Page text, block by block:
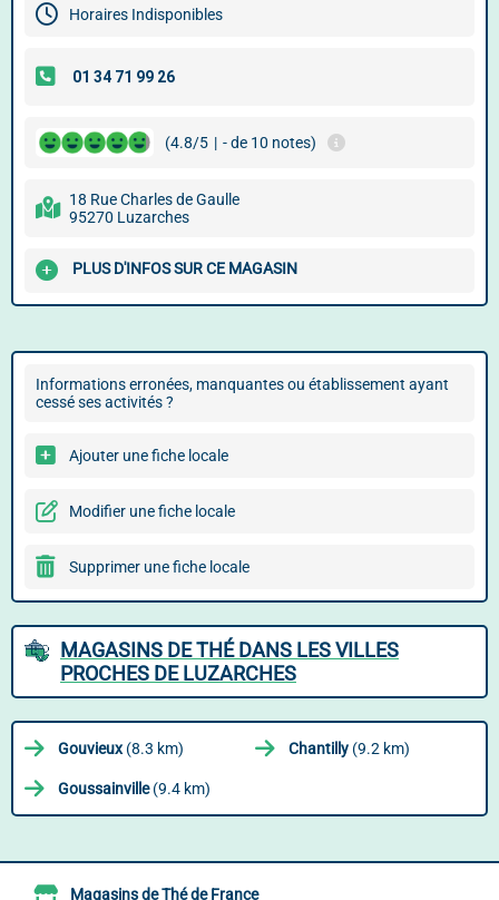
Horaires Indisponibles
(4.8/5 | - de 10 notes)
18 Rue Charles de Gaulle
95270 Luzarches
PLUS D'INFOS SUR CE MAGASIN
Informations erronées, manquantes ou établissement ayant
cessé ses activités ?
Ajouter une fiche locale
Modifier une fiche locale
Supprimer une fiche locale
MAGASINS DE THÉ DANS LES VILLES
PROCHES DE LUZARCHES
Gouvieux(8.3 km) Chantilly (9.2 km)
Goussainville(9.4 km)
Magasins de Thé de France